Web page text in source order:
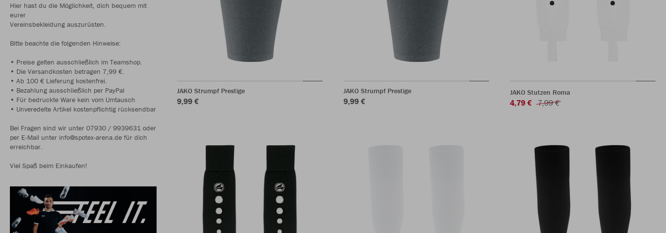
Hier hast du die Möglichkeit, dich bequem mit
eurer
Vereinsbekleidung auszurüsten.
Bitte beachte die folgenden Hinweise:
• Preise gelten ausschließlich im Teamshop.
• Die Versandkosten betragen 7,99 €.
• Ab 100 € Lieferung kostenfrei.
• Bezahlung ausschließlich per PayPal
• Für bedruckte Ware kein vom Umtausch
• Unveredelte Artikel kostenpflichtig rücksendbar
Bei Fragen sind wir unter 07930 / 9939631 oder
per E-Mail unter info@spotex-arena.de für dich
erreichbar.
Viel Spaß beim Einkaufen!
JAKO Strumpf Prestige
9,99 €
JAKO Strumpf Prestige
9,99 €
JAKO Stutzen Roma
4,79 € 7,99 €